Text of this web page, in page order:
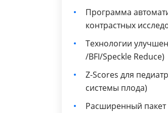
Программа
контрастных
Технологии
/BFI/Speckle Reduce)
Z-Scores для
системы плода)
Раcширенный пакет